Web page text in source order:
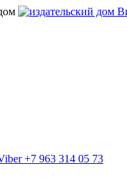
+7 963 314 05 73